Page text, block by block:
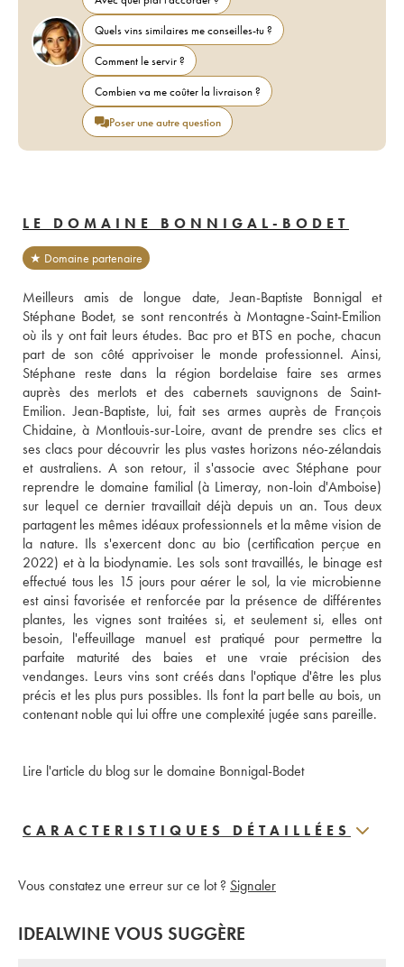
Quels vins similaires me conseilles-tu ?
Comment le servir ?
Combien va me coûter la livraison ?
Poser une autre question
LE DOMAINE BONNIGAL-BODET
★ Domaine partenaire
Meilleurs amis de longue date, Jean-Baptiste Bonnigal et
Stéphane Bodet, se sont rencontrés à Montagne-Saint-Emilion
où ils y ont fait leurs études. Bac pro et BTS en poche, chacun
part de son côté apprivoiser le monde professionnel. Ainsi,
Stéphane reste dans la région bordelaise faire ses armes
auprès des merlots et des cabernets sauvignons de Saint-
Emilion. Jean-Baptiste, lui, fait ses armes auprès de François
Chidaine, à Montlouis-sur-Loire, avant de prendre ses clics et
ses clacs pour découvrir les plus vastes horizons néo-zélandais
et australiens. A son retour, il s'associe avec Stéphane pour
reprendre le domaine familial (à Limeray, non-loin d'Amboise)
sur lequel ce dernier travaillait déjà depuis un an. Tous deux
partagent les mêmes idéaux professionnels et la même vision de
la nature. Ils s'exercent donc au bio (certification perçue en
2022) et à la biodynamie. Les sols sont travaillés, le binage est
effectué tous les 15 jours pour aérer le sol, la vie microbienne
est ainsi favorisée et renforcée par la présence de différentes
plantes, les vignes sont traitées si, et seulement si, elles ont
besoin, l'effeuillage manuel est pratiqué pour permettre la
parfaite maturité des baies et une vraie précision des
vendanges. Leurs vins sont créés dans l'optique d'être les plus
précis et les plus purs possibles. Ils font la part belle au bois, un
contenant noble qui lui offre une complexité jugée sans pareille.
Lire l'article du blog sur le domaine Bonnigal-Bodet
CARACTERISTIQUES DÉTAILLÉES
Vous constatez une erreur sur ce lot ? Signaler
IDEALWINE VOUS SUGGÈRE